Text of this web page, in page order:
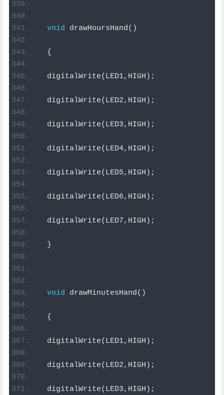
void drawHoursHand()
{
  digitalWrite
( LED1, HIGH );
  digitalWrite
( LED2, HIGH );
  digitalWrite
( LED3, HIGH );
  digitalWrite
( LED4, HIGH );
  digitalWrite
( LED5, HIGH );
  digitalWrite
( LED6, HIGH );
  digitalWrite
( LED7, HIGH );
}
void drawMinutesHand()
{
  digitalWrite
( LED1, HIGH );
  digitalWrite
( LED2, HIGH );
  digitalWrite
( LED3, HIGH );